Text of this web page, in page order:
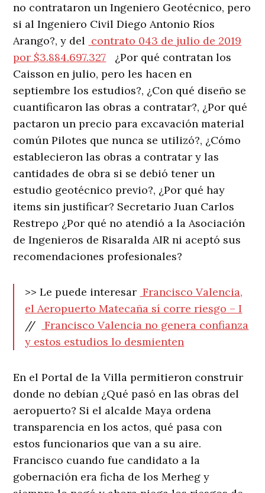
no contrataron un Ingeniero Geotécnico, pero
si al Ingeniero Civil Diego Antonio Ríos
Arango?, y del contrato 043 de julio de 2019
por $3.884.697.327 ¿Por qué contratan los
Caisson en julio, pero les hacen en
septiembre los estudios?, ¿Con qué diseño se
cuantificaron las obras a contratar?, ¿Por qué
pactaron un precio para excavación material
común Pilotes que nunca se utilizó?, ¿Cómo
establecieron las obras a contratar y las
cantidades de obra si se debió tener un
estudio geotécnico previo?, ¿Por qué hay
items sin justificar? Secretario Juan Carlos
Restrepo ¿Por qué no atendió a la Asociación
de Ingenieros de Risaralda AIR ni aceptó sus
recomendaciones profesionales?
>> Le puede interesar Francisco Valencia,
el Aeropuerto Matecaña sí corre riesgo – I
//
Francisco Valencia no genera confianza
y estos estudios lo desmienten
En el Portal de la Villa permitieron construir
donde no debían ¿Qué pasó en las obras del
aeropuerto? Si el alcalde Maya ordena
transparencia en los actos, qué pasa con
estos funcionarios que van a su aire.
Francisco cuando fue candidato a la
gobernación era ficha de los Merheg y